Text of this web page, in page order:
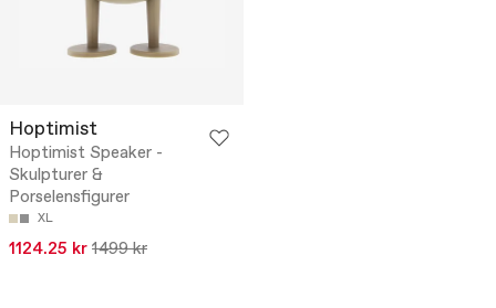
Hoptimist
Hoptimist Speaker -
Skulpturer &
Porselensfigurer
XL
1124.25 kr 1499 kr